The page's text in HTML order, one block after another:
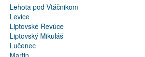
Lehota pod Vtáčnikom
Levice
Liptovské Revúce
Liptovský Mikuláš
Lučenec
Martin